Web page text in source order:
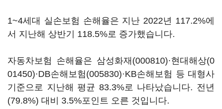
1~4세대 실손보험 손해율은 지난 2022년 117.2%에
서 지난해 상반기 118.5%로 증가했습니다.
자동차보험 손해율은 삼성화재(000810)·현대해상(0
01450)·DB손해보험(005830)·KB손해보험 등 대형사
기준으로 지난해 평균 83.3%로 나타났습니다. 전년
(79.8%) 대비 3.5%포인트 오른 것입니다.